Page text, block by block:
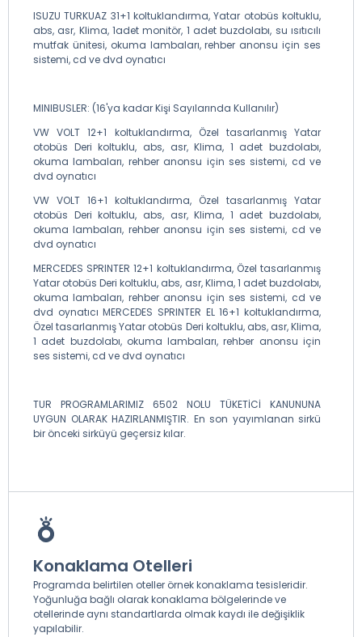
ISUZU TURKUAZ 31+1 koltuklandırma, Yatar otobüs koltuklu,
abs, asr, Klima, 1adet monitör, 1 adet buzdolabı, su ısıtıcılı
mutfak ünitesi, okuma lambaları, rehber anonsu için ses
sistemi, cd ve dvd oynatıcı
MINIBUSLER: (16'ya kadar Kişi Sayılarında Kullanılır)
VW VOLT 12+1 koltuklandırma, Özel tasarlanmış Yatar
otobüs Deri koltuklu, abs, asr, Klima, 1 adet buzdolabı,
okuma lambaları, rehber anonsu için ses sistemi, cd ve
dvd oynatıcı
VW VOLT 16+1 koltuklandırma, Özel tasarlanmış Yatar
otobüs Deri koltuklu, abs, asr, Klima, 1 adet buzdolabı,
okuma lambaları, rehber anonsu için ses sistemi, cd ve
dvd oynatıcı
MERCEDES SPRINTER 12+1 koltuklandırma, Özel tasarlanmış
Yatar otobüs Deri koltuklu, abs, asr, Klima, 1 adet buzdolabı,
okuma lambaları, rehber anonsu için ses sistemi, cd ve
dvd oynatıcı MERCEDES SPRINTER EL 16+1 koltuklandırma,
Özel tasarlanmış Yatar otobüs Deri koltuklu, abs, asr, Klima,
1 adet buzdolabı, okuma lambaları, rehber anonsu için
ses sistemi, cd ve dvd oynatıcı
TUR PROGRAMLARIMIZ 6502 NOLU TÜKETİCİ KANUNUNA
UYGUN OLARAK HAZIRLANMIŞTIR. En son yayımlanan sirkü
bir önceki sirküyü geçersiz kılar.
Konaklama Otelleri
Programda belirtilen oteller örnek konaklama tesisleridir.
Yoğunluğa bağlı olarak konaklama bölgelerinde ve
otellerinde aynı standartlarda olmak kaydı ile değişiklik
yapılabilir.